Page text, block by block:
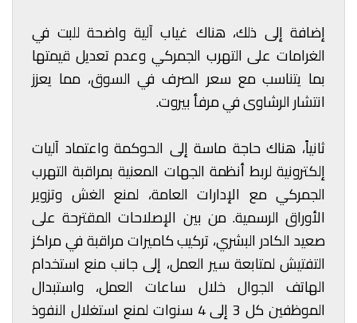
إضافة إلى ذلك، هناك غياب آلية واضحة للبت في
الغرامات على التهرب الجمركي وعدم تعديل قيمتها
بما يتناسب مع سعر الصرف في السوق، مما يعزز
انتشار الرشاوى في مرفأ بيروت.
ثانياً، هناك حاجة ماسة إلى الحوكمة واعتماد آليات
إلكترونية لربط أنظمة الجهات المعنية بمراقبة التهرب
الجمركي مع الإدارات العامة، لمنع الغش وتزوير
الأوراق الرسمية. من بين الإصلاحات المقترحة على
صعيد الكادر البشري، تركيب كاميرات مراقبة في مراكز
التفتيش لمتابعة سير العمل، إلى جانب منع استخدام
الهاتف الجوال خلال ساعات العمل، واستبدال
الموظفين كل 3 إلى 4 سنوات لمنع استغلال النفوذ